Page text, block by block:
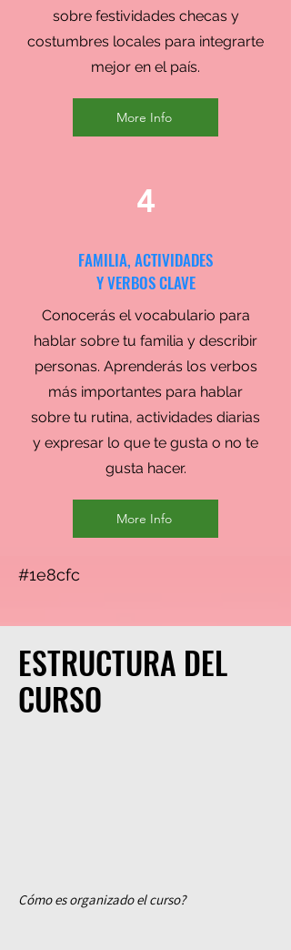
sobre festividades checas y
costumbres locales para integrarte
mejor en el país.
More Info
4
FAMILIA, ACTIVIDADES
Y VERBOS CLAVE
Conocerás el vocabulario para
hablar sobre tu familia y describir
personas. Aprenderás los verbos
más importantes para hablar
sobre tu rutina, actividades diarias
y expresar lo que te gusta o no te
gusta hacer.
More Info
#1e8cfc
ESTRUCTURA DEL
CURSO
Cómo es organizado el curso?